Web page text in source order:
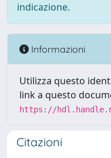
indicazione.
Informazioni
Utilizza questo
link a questo
https://
Citazioni